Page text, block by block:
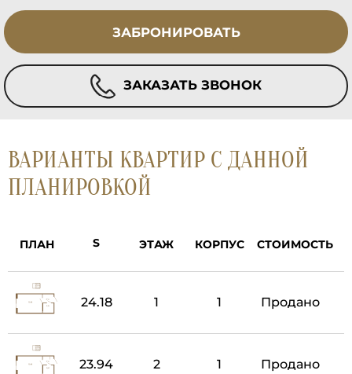
ЗАБРОНИРОВАТЬ
ЗАКАЗАТЬ ЗВОНОК
ВАРИАНТЫ КВАРТИР С ДАННОЙ
ПЛАНИРОВКОЙ
ПЛАН ЭТАЖ КОРПУС СТОИМОСТЬ
24.18 1 1 Продано
23.94 2 1 Продано